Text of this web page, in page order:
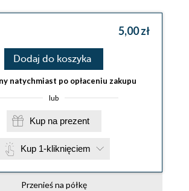
5,00 zł
Dodaj do koszyka
natychmiast po opłaceniu zakupu
lub
Kup na prezent
Kup 1-kliknięciem
Przenieś na półkę